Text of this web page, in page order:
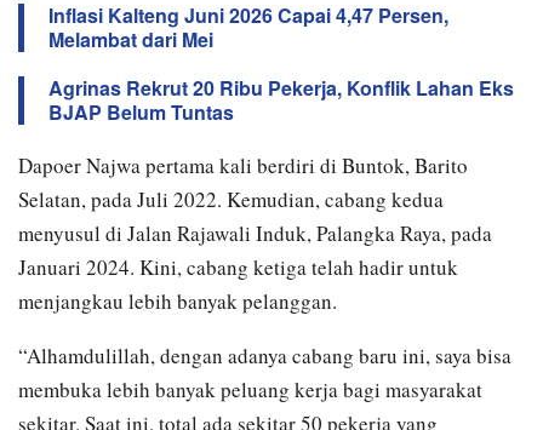
Inflasi Kalteng Juni 2026 Capai 4,47 Persen,
Melambat dari Mei
Agrinas Rekrut 20 Ribu Pekerja, Konflik Lahan Eks
BJAP Belum Tuntas
Dapoer Najwa pertama kali berdiri di Buntok, Barito
Selatan, pada Juli 2022. Kemudian, cabang kedua
menyusul di Jalan Rajawali Induk, Palangka Raya, pada
Januari 2024. Kini, cabang ketiga telah hadir untuk
menjangkau lebih banyak pelanggan.
“Alhamdulillah, dengan adanya cabang baru ini, saya bisa
membuka lebih banyak peluang kerja bagi masyarakat
sekitar. Saat ini, total ada sekitar 50 pekerja yang